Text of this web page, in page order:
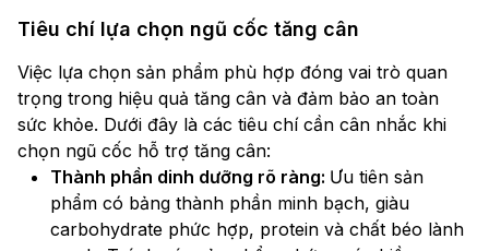
Tiêu chí lựa chọn ngũ cốc tăng cân
Việc lựa chọn sản phẩm phù hợp đóng vai trò quan
trọng trong hiệu quả tăng cân và đảm bảo an toàn
sức khỏe. Dưới đây là các tiêu chí cần cân nhắc khi
chọn ngũ cốc hỗ trợ tăng cân:
Thành phần dinh dưỡng rõ ràng: Ưu tiên sản
phẩm có bảng thành phần minh bạch, giàu
carbohydrate phức hợp, protein và chất béo lành